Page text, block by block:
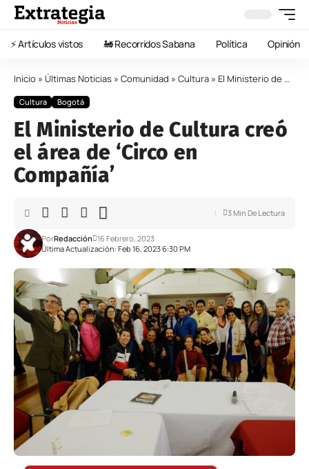
⚡️ Artículos vistos 🚂 Recorridos Sabana Política Opinión
Inicio » Últimas Noticias » Comunidad » Cultura » El Ministerio de Cultura creó el área de ‘Circo en Compañía’
Cultura Bogotá
El Ministerio de Cultura creó
el área de ‘Circo en
Compañía’
Última Actualización: Feb 16, 2023 6:30 PM
PorRedacción 16 Febrero, 2023
3 Min De Lectura